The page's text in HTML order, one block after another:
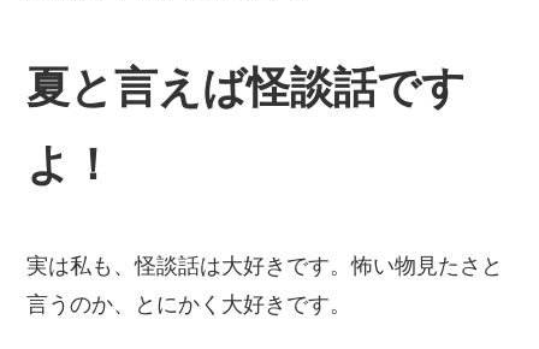
夏と言えば怪談話です
よ！
実は私も、怪談話は大好きです。怖い物見たさと
言うのか、とにかく大好きです。